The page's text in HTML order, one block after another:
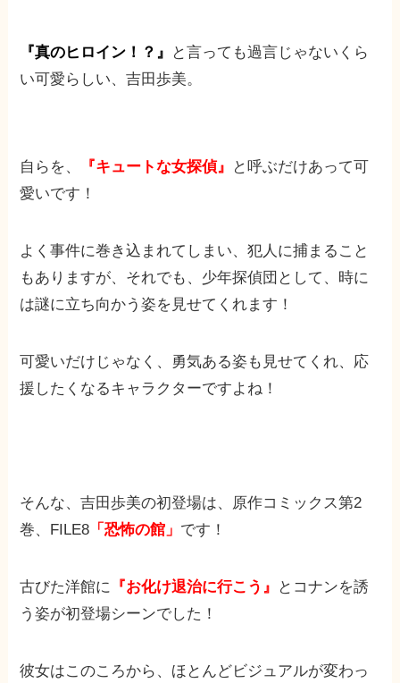
『真のヒロイン！？』
と言っても過言じゃないくら
い可愛らしい、吉田歩美。
自らを、 『キュートな女探偵』
と呼ぶだけあって可
愛いです！
よく事件に巻き込まれてしまい、犯人に捕まること
もありますが、それでも、少年探偵団として、時に
は謎に立ち向かう姿を見せてくれます！
可愛いだけじゃなく、勇気ある姿も見せてくれ、応
援したくなるキャラクターですよね！
そんな、吉田歩美の初登場は、原作コミックス第2
巻、FILE8 「恐怖の館」 です！
古びた洋館に 『お化け退治に行こう』
とコナンを誘
う姿が初登場シーンでした！
彼女はこのころから、ほとんどビジュアルが変わっ